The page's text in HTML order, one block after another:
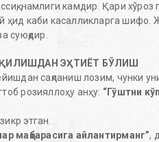
намлиги камдир. Қари
ҳид каби касалликларга шифо.
суюқдир.
ЭҲТИЁТ БЎЛИШ
сақланиш лозим, чунки
розияллоҳу анҳу: “Гўштни
этган.
мақбарасига айлантирманг”,